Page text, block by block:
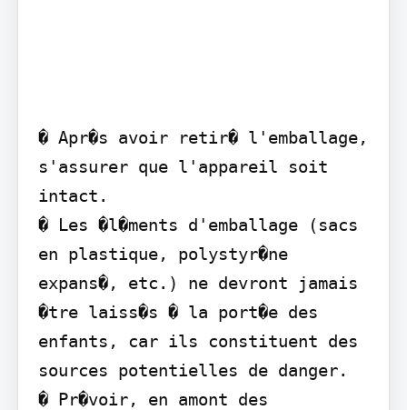
� Apr�s avoir retir� l'emballage,
s'assurer que l'appareil soit
intact.
� Les �l�ments d'emballage (sacs
en plastique, polystyr�ne
expans�, etc.) ne devront jamais
�tre laiss�s � la port�e des
enfants, car ils constituent des
sources potentielles de danger.
� Pr�voir, en amont des